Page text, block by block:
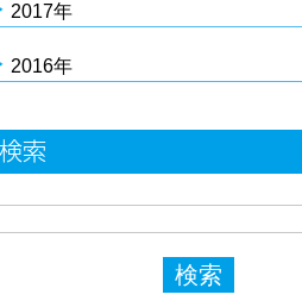
2017年
2016年
検索